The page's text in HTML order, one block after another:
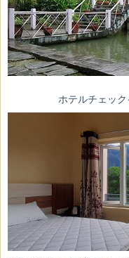
ホテルチェックイ